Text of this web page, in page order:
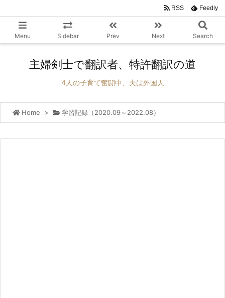
Menu Sidebar Prev Next Search
RSS Feedly
主婦剣士で翻訳者、特許翻訳の道
4人の子育て奮闘中、夫は外国人
Home > 学習記録（2020.09～2022.08）